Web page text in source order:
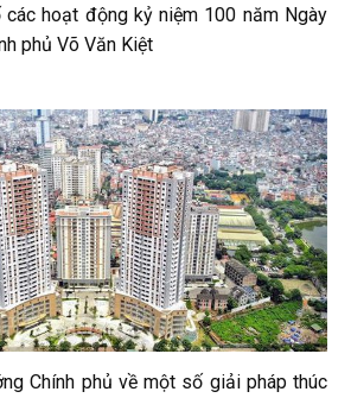
các hoạt động kỷ niệm 100 năm Ngày
phủ Võ Văn Kiệt
Chính phủ về một số giải pháp thúc